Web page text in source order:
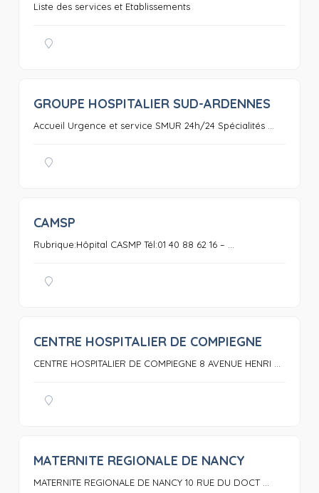
Liste des services et Etablissements
0
GROUPE HOSPITALIER SUD-ARDENNES
Accueil Urgence et service SMUR 24h/24 Spécialités ...
CAMSP
Rubrique:Hôpital CASMP Tél:01 40 88 62 16 – ...
0
CENTRE HOSPITALIER DE COMPIEGNE
CENTRE HOSPITALIER DE COMPIEGNE 8 AVENUE HENRI ...
MATERNITE REGIONALE DE NANCY
MATERNITE REGIONALE DE NANCY 10 RUE DU DOCT ...